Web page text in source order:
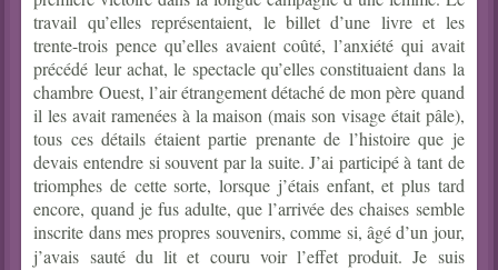
travail qu’elles représentaient, le billet d’une livre et les
trente-trois pence qu’elles avaient coûté, l’anxiété qui avait
précédé leur achat, le spectacle qu’elles constituaient dans la
chambre Ouest, l’air étrangement détaché de mon père quand
il les avait ramenées à la maison (mais son visage était pâle),
tous ces détails étaient partie prenante de l’histoire que je
devais entendre si souvent par la suite. J’ai participé à tant de
triomphes de cette sorte, lorsque j’étais enfant, et plus tard
encore, quand je fus adulte, que l’arrivée des chaises semble
inscrite dans mes propres souvenirs, comme si, âgé d’un jour,
j’avais sauté du lit et couru voir l’effet produit. Je suis